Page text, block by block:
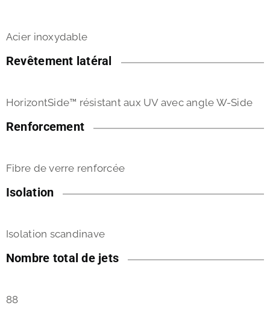
Acier inoxydable
Revêtement latéral
HorizontSide™ résistant aux UV avec angle W-Side
Renforcement
Fibre de verre renforcée
Isolation
Isolation scandinave
Nombre total de jets
88